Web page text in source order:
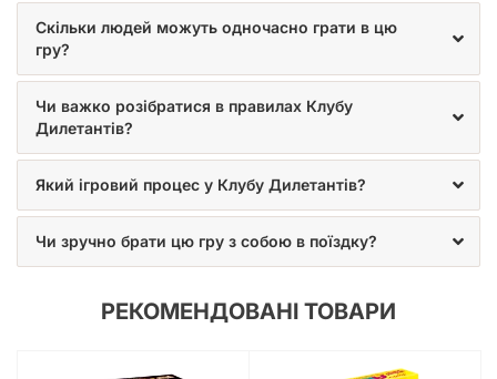
детальна картка з правилами гри.
Скільки людей можуть одночасно грати в цю
гру?
Чи важко розібратися в правилах Клубу
Дилетантів?
Який ігровий процес у Клубу Дилетантів?
Чи зручно брати цю гру з собою в поїздку?
РЕКОМЕНДОВАНІ ТОВАРИ